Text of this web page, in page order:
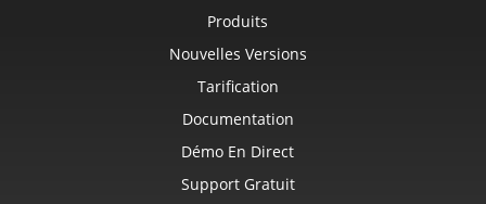
Produits
Nouvelles Versions
Tarification
Documentation
Démo En Direct
Support Gratuit